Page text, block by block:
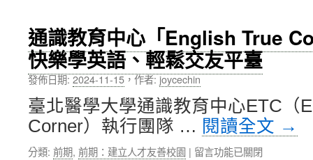
度
圖
書
館
推
出
服
務、
通識教育中心「English True
快樂學英語、輕鬆交友平臺
發佈日期:2024-11-15，作者: joycechin
臺北醫學大學通識教育中心ETC（
Corner）執行團隊 … 閱讀全文 →
分類: 前期, 前期：建立人才友善校園 | 在
留言功能已關閉